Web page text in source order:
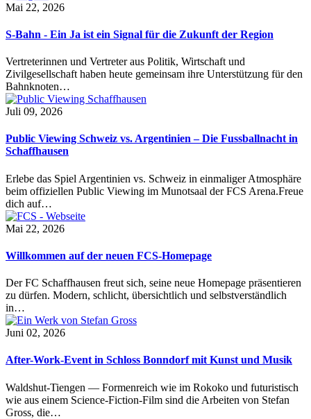
Mai 22, 2026
S-Bahn - Ein Ja ist ein Signal für die Zukunft der Region
Vertreterinnen und Vertreter aus Politik, Wirtschaft und
Zivilgesellschaft haben heute gemeinsam ihre Unterstützung für den
Bahnknoten…
Juli 09, 2026
Public Viewing Schweiz vs. Argentinien – Die Fussballnacht in
Schaffhausen
Erlebe das Spiel Argentinien vs. Schweiz in einmaliger Atmosphäre
beim offiziellen Public Viewing im Munotsaal der FCS Arena.Freue
dich auf…
Mai 22, 2026
Willkommen auf der neuen FCS-Homepage
Der FC Schaffhausen freut sich, seine neue Homepage präsentieren
zu dürfen. Modern, schlicht, übersichtlich und selbstverständlich
in…
Juni 02, 2026
After-Work-Event in Schloss Bonndorf mit Kunst und Musik
Waldshut-Tiengen — Formenreich wie im Rokoko und futuristisch
wie aus einem Science-Fiction-Film sind die Arbeiten von Stefan
Gross, die…